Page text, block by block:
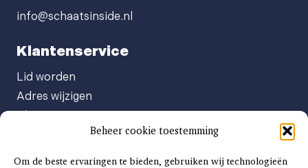
Beheer cookie toestemming
Om de beste ervaringen te bieden, gebruiken wij technologieën
info@schaatsinside.nl
Klantenservice
Lid worden
Adres wijzigen
Abonnement opzeggen
Afgeven automatische incasso